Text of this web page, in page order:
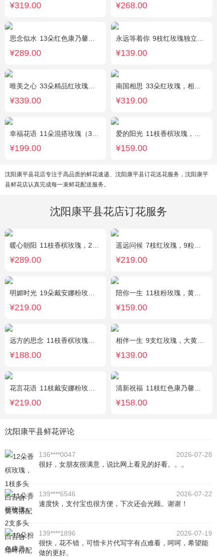
¥319.00 ¥268.00
思念似水 13朵红色康乃馨，5朵粉玫瑰，粉色洋桔梗、红豆、尤加利搭配
¥289.00
永远等着你 9枝红玫瑰独立包装，黄英丰满。
¥139.00
唯美之心 33朵精品红玫瑰，搭配适量相思梅。
¥339.00
南国相思 33朵红玫瑰，相思梅丰满围边
¥319.00
幸福花语 11朵混搭玫瑰（3支红玫瑰、3支粉玫瑰、3支白玫瑰、2支香槟玫瑰），搭配适量黄莺、栀子叶，随机赠送1只可爱小熊。
¥199.00
爱的阳光 11枝香槟玫瑰，间插白色满天星、白色桔梗、尤加利叶
¥159.00
沈阳康平县花店专注于高品质的鲜花速递、沈阳康平县订花送花服务，沈阳康平
县鲜花店认真完成每一束鲜花配送服务。
沈阳康平县花店订花服务
暖心朝阳 11枝香槟玫瑰，2枝向日葵，多头黄玫瑰（或类似配材替换）、桔梗搭配
¥289.00
遥远问候 7枝红玫瑰，9粒巧克力，2只可爱小熊，满天星、绿叶周围点缀；巧克力选择高端品牌（德芙、金莎、费列罗等），具体以当地市场为准，小熊以实物为准。
¥219.00
明媚时光 19朵戴安娜粉玫瑰，尤加利丰满间插，粉色满天星点缀
¥219.00
陪你一生 11枝粉玫瑰，黄莺、满天星间插。
¥159.00
远方的思念 11枝香槟玫瑰单独包装，绿叶丰满。
¥188.00
相伴一生 9支红玫瑰，大黄莺.满天星搭配。
¥139.00
花言花语 11枝戴安娜粉玫瑰，2枝多头白百合，白色相思梅、栀子叶搭配
¥219.00
清新祝福 11枝红色康乃馨，搭配黄莺栀子叶适量
¥158.00
沈阳康平县鲜花评论
136****0047
2026-07-28
很好，女朋友很满意，说比网上看见的好看。。。
139****6546
2026-07-22
速度快，支付宝也很方便，下次还会光顾。谢谢！
139****1896
2026-07-19
很快，花不错，可惜卡片代写字有点难看，呵呵，希望能
做的更好。